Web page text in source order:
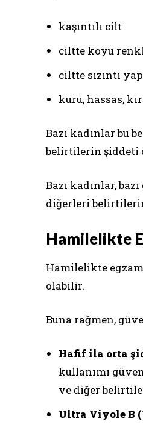
kaşıntılı cilt
ciltte koyu
ciltte sızıntı
kuru, hassas,
Bazı kadınlar bu
belirtilerin şiddeti
Bazı kadınlar,
diğerleri
Hamilelikte
Hamilelikte
olabilir.
Buna rağmen,
Hafif ila orta
kullanımı
ve diğer
Ultra Viyole B